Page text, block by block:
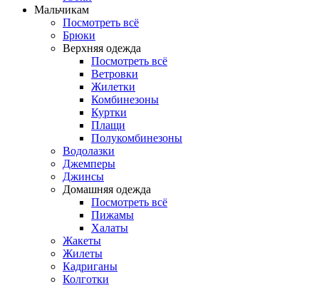
Мальчикам
Посмотреть всё
Брюки
Верхняя одежда
Посмотреть всё
Ветровки
Жилетки
Комбинезоны
Куртки
Плащи
Полукомбинезоны
Водолазки
Джемперы
Джинсы
Домашняя одежда
Посмотреть всё
Пижамы
Халаты
Жакеты
Жилеты
Кадриганы
Колготки